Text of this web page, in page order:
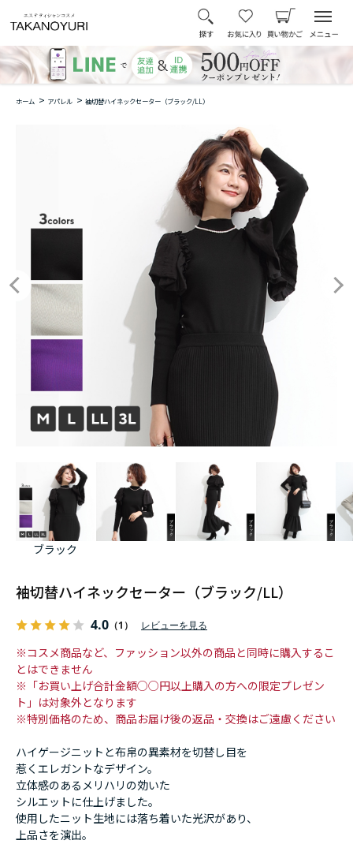
ホーム > アパレル > 袖切替ハイネックセーター（ブラック/LL）
ブラック
袖切替ハイネックセーター（ブラック/LL）
4.0 （1） レビューを見る
※コスメ商品など、ファッション以外の商品と同時に購入するこ
とはできません
※「お買い上げ合計金額○○円以上購入の方への限定プレゼン
ト」は対象外となります
※特別価格のため、商品お届け後の返品・交換はご遠慮ください
ハイゲージニットと布帛の異素材を切替し目を
惹くエレガントなデザイン。
立体感のあるメリハリの効いた
シルエットに仕上げました。
使用したニット生地には落ち着いた光沢があり、
上品さを演出。